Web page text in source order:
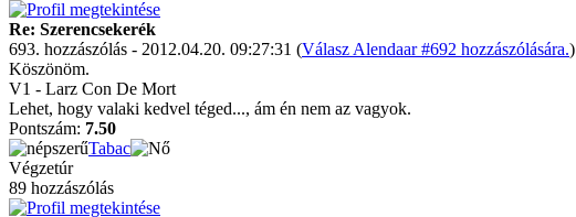
Re: Szerencsekerék
693. hozzászólás - 2012.04.20. 09:27:31 (Válasz Alendaar #692 hozzászólására.)
Köszönöm.
V1 - Larz Con De Mort
Lehet, hogy valaki kedvel téged..., ám én nem az vagyok.
Pontszám: 7.50
Tabac
Végzetúr
89 hozzászólás